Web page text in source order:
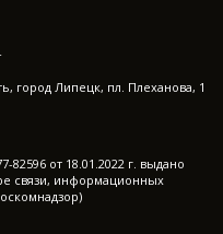
город Липецк, пл. Плеханова, 1
от 18.01.2022 г. выдано
связи, информационных